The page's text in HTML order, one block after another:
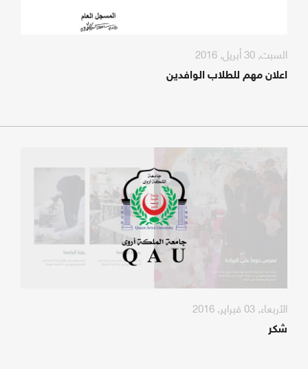
السبت, 30 أبريل, 2016
اعلان مهم للطلاب الوافدين
الأربعاء, 03 فبراير, 2016
شكر